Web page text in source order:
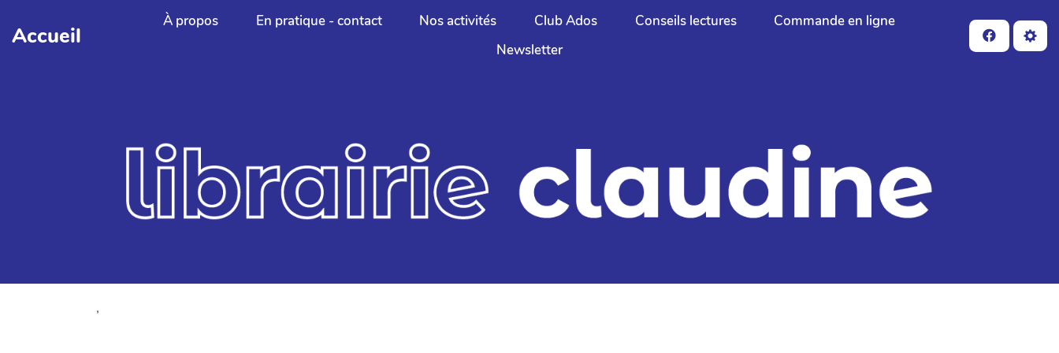
Aller au contenu principal
Accueil
À propos En pratique - contact Nos activités Club Ados Conseils lectures
Commande en ligne
Newsletter
,